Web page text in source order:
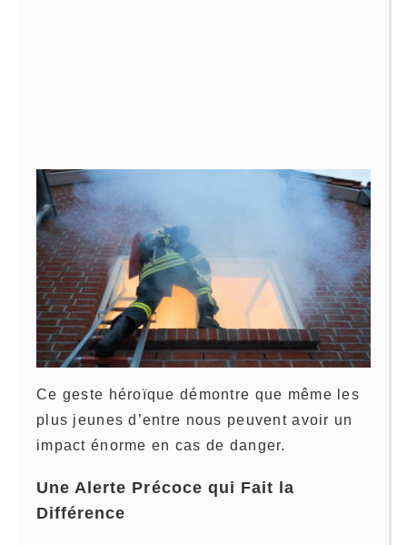
Ce geste héroïque démontre que même les
plus jeunes d’entre nous peuvent avoir un
impact énorme en cas de danger.
Une Alerte Précoce qui Fait la
Différence